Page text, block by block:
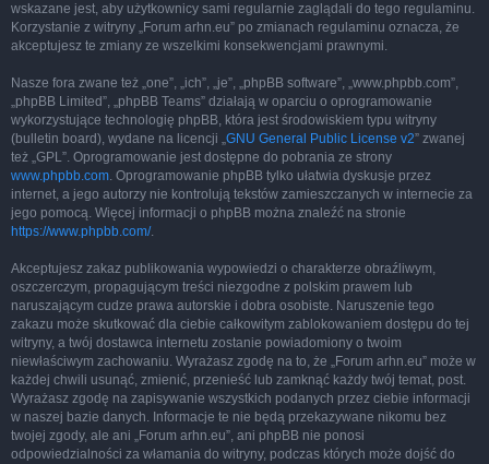
wskazane jest, aby użytkownicy sami regularnie zaglądali do tego regulaminu.
Korzystanie z witryny „Forum arhn.eu” po zmianach regulaminu oznacza, że
akceptujesz te zmiany ze wszelkimi konsekwencjami prawnymi.
Nasze fora zwane też „one”, „ich”, „je”, „phpBB software”, „www.phpbb.com”,
„phpBB Limited”, „phpBB Teams” działają w oparciu o oprogramowanie
wykorzystujące technologię phpBB, która jest środowiskiem typu witryny
(bulletin board), wydane na licencji „GNU General Public License v2” zwanej
też „GPL”. Oprogramowanie jest dostępne do pobrania ze strony
www.phpbb.com. Oprogramowanie phpBB tylko ułatwia dyskusje przez
internet, a jego autorzy nie kontrolują tekstów zamieszczanych w internecie za
jego pomocą. Więcej informacji o phpBB można znaleźć na stronie
https://www.phpbb.com/.
Akceptujesz zakaz publikowania wypowiedzi o charakterze obraźliwym,
oszczerczym, propagującym treści niezgodne z polskim prawem lub
naruszającym cudze prawa autorskie i dobra osobiste. Naruszenie tego
zakazu może skutkować dla ciebie całkowitym zablokowaniem dostępu do tej
witryny, a twój dostawca internetu zostanie powiadomiony o twoim
niewłaściwym zachowaniu. Wyrażasz zgodę na to, że „Forum arhn.eu” może w
każdej chwili usunąć, zmienić, przenieść lub zamknąć każdy twój temat, post.
Wyrażasz zgodę na zapisywanie wszystkich podanych przez ciebie informacji
w naszej bazie danych. Informacje te nie będą przekazywane nikomu bez
twojej zgody, ale ani „Forum arhn.eu”, ani phpBB nie ponosi
odpowiedzialności za włamania do witryny, podczas których może dojść do